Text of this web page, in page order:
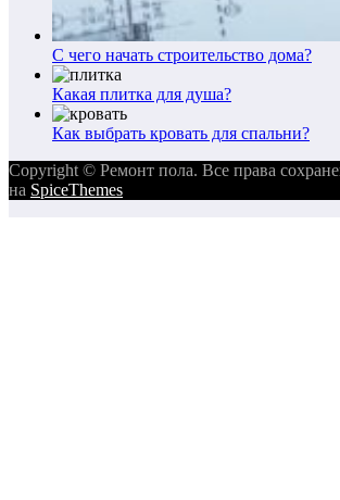
С чего начать строительство дома?
Какая плитка для душа?
Как выбрать кровать для спальни?
Copyright © Ремонт пола. Все права
на SpiceThemes